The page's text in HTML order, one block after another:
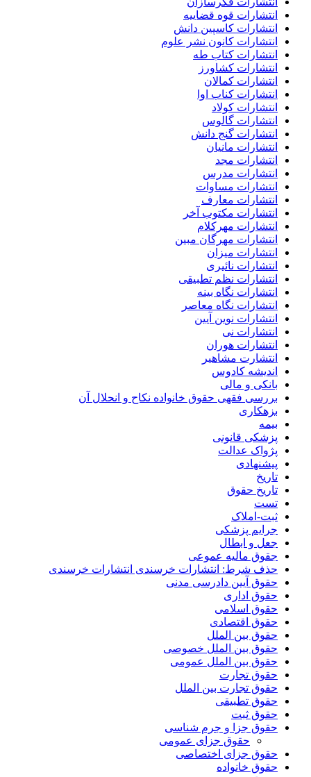
انتشارات قوه قضاییه
انتشارات کاسپین دانش
انتشارات کانون نشر علوم
انتشارات کتاب طه
انتشارات کشاورز
انتشارات کمالان
انتشارات کناب اوا
انتشارات کولاد
انتشارات گالوس
انتشارات گنج دانش
انتشارات مانیان
انتشارات مجد
انتشارات مدرس
انتشارات مساوات
انتشارات معارف
انتشارات مکتوب آخر
انتشارات مهرکلام
انتشارات مهرگان مبین
انتشارات میزان
انتشارات نائیری
انتشارات نظم تطبیقی
انتشارات نگاه بینه
انتشارات نگاه معاصر
انتشارات نوین آیین
انتشارات نی
انتشارات هوران
انتشارت مشاهیر
اندیشه کادوس
بانکی و مالی
بررسی فقهی حقوق خانواده نکاح و انحلال آن
بزهکاری
بیمه
پزشکی قانونی
پژواک عدالت
پیشنهادی
تاریخ
تاریخ حقوق
تست
ثبت-املاک
جرایم پزشکی
جعل و ابطال
جقوق مالیه عموعی
حذف شرط: انتشارات خرسندی انتشارات خرسندی
حقوق آیین دادرسی مدنی
حقوق اداری
حقوق اسلامی
حقوق اقتصادی
حقوق بین الملل
حقوق بین الملل خصوصی
حقوق بین الملل عمومی
حقوق تجارت
حقوق تجارت بین الملل
حقوق تطبیقی
حقوق ثبت
حقوق جزا و جرم شناسی
حقوق جزای عمومی
حقوق جزای اختصاصی
حقوق خانواده